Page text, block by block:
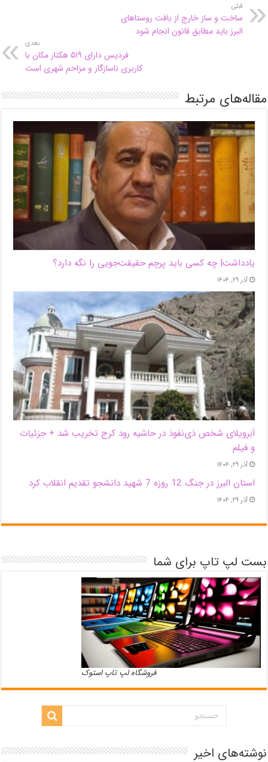
قبلی
ساخت و ساز خارج از بافت روستاهای
البرز باید مطابق قانون انجام شود
بعدی
فردیس دارای ۵۱۹ هکتار مکان با
کاربری ناسازگار و مزاحم شهری است
مقاله‌های مرتبط
یادداشت| ‌چه کسی باید پرچم حقیقت‌جویی را نگه دارد؟
آذر ۲۹, ۱۴۰۴
اَبَر‌ویلای شخص ذی‌نفوذ در حاشیه‌ رود کرج تخریب شد + جزئیات
و فیلم
آذر ۲۹, ۱۴۰۴
استان البرز در جنگ 12 روزه 7 شهید دانشجو تقدیم انقلاب کرد
آذر ۲۹, ۱۴۰۴
بست لپ تاپ برای شما
فروشگاه لپ تاپ استوک
نوشته‌های اخیر